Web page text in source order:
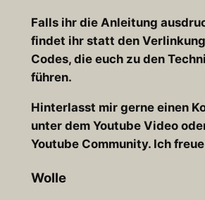
Falls ihr die Anleitung
findet ihr statt den
Codes, die euch zu den
führen.
Hinterlasst mir gerne einen
unter dem Youtube Video
Youtube Community. Ich
Wolle